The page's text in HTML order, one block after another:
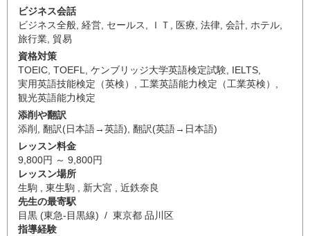
ビジネス会話
ビジネス全般 経営 セールス ＩＴ 医療 法律 会計 ホテル
旅行業 貿易
資格対策
TOEIC TOEFL ケンブリッジ大学英語検定試験 IELTS
実用英語技能検定（英検）
工業英語能力検定（工業英検）
観光英語能力検定
添削や翻訳
添削
翻訳(日本語→英語) 翻訳(英語→日本語)
レッスン料金
9,800円 ～ 9,800円
レッスン場所
生駒 , 東生駒 , 新大宮 , 近鉄奈良
先生の最寄駅
目黒 (東急-目黒線) / 東京都 品川区
指導経験